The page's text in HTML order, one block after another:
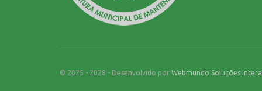
© 2025 - 2028 - Desenvolvido por Webmundo Soluções